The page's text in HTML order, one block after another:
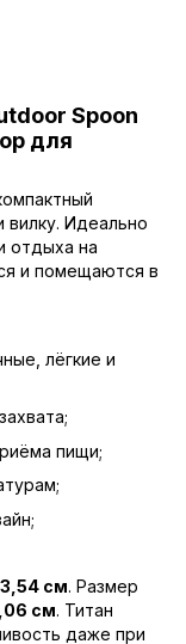
Spoon
для
Идеально
отдыха на
и помещаются в
лёгкие и
пищи;
см. Размер
см. Титан
даже при